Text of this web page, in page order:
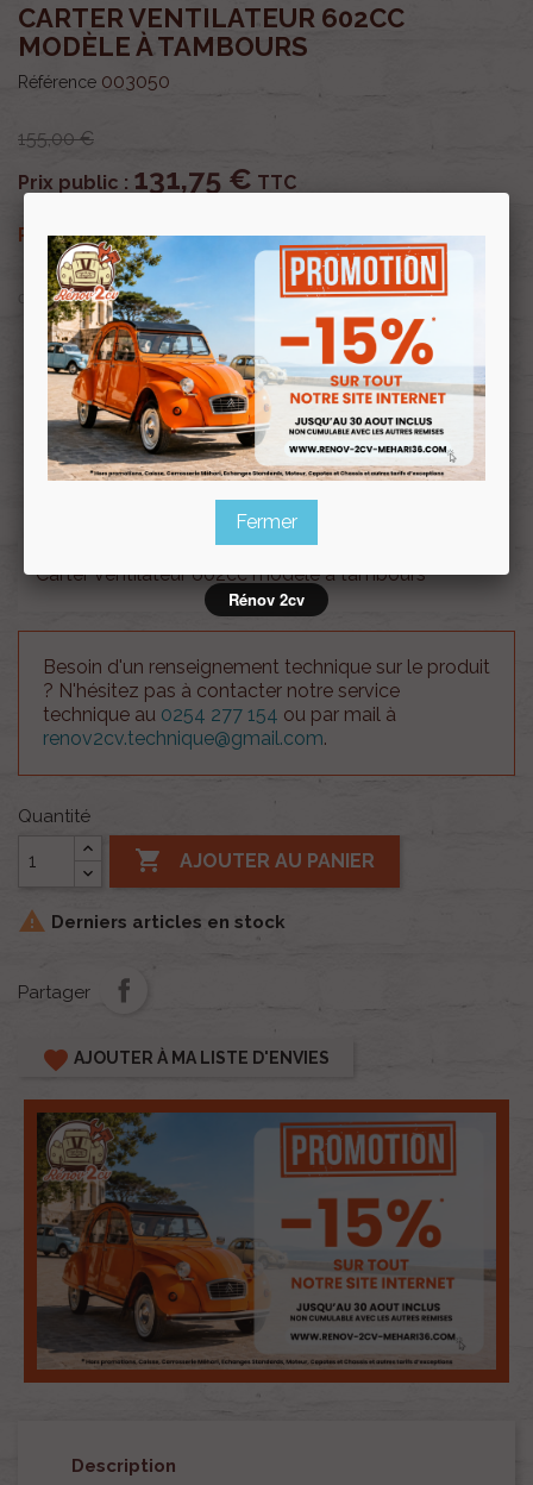
CARTER VENTILATEUR 602CC
MODÈLE À TAMBOURS
Référence 003050
155,00 €
Prix public : 131,75 € TTC
Prix clubRenov 2cv:131,75 €TTC
OU PAYER EN
Profitez de prix remisés
avec la Carte clubRenov 2cv
Souscrire
au clubRenov 2cv
Carter ventilateur 602cc modèle à tambours
Besoin d'un renseignement technique sur le produit
? N'hésitez pas à contacter notre service
technique au 0254 277 154 ou par mail à
renov2cv.technique@gmail.com.
Quantité
 AJOUTER AU PANIER
 Derniers articles en stock
Partager
favorite AJOUTER À MA LISTE D'ENVIES
Description
Fermer
Rénov 2cv